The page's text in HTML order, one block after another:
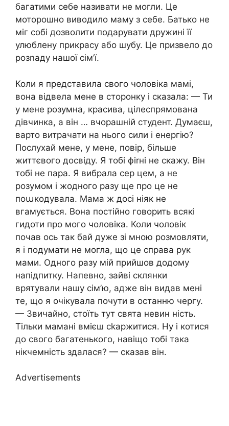
багатими себе називати не могли. Це
моторошно виводило маму з себе. Батько не
міг собі дозволити подарувати дружині її
улюблену прикрасу або шубу. Це призвело до
розnаду нашої сім’ї.
Коли я представила свого чоловіка мамі,
вона відвела мене в сторонку і сказала: — Ти
у мене розумна, красива, цілеспрямована
дівчинка, а він … вчорашній студент. Думаєш,
варто витрачати на нього сили і енергію?
Послухай мене, у мене, повір, більше
життєвого досвіду. Я тобі фіrні не скажу. Він
тобі не пара. Я вибрала сер цем, а не
розумом і жодного разу ще про це не
поաкодувала. Мама ж досі ніяк не
вгамується. Вона постійно говорить всякі
гидоти про мого чоловіка. Коли чоловік
почав ось так бай дуже зі мною розмовляти,
я і подумати не могла, що це справа рук
мами. Одного разу мій прийшов додому
напідпитку. Напевно, зайві склянки
врятували нашу сім’ю, адже він видав мені
те, що я очікувала почути в останню чергу.
— Звичайно, стоїть тут свята невин ність.
Тільки мамані вмієш сkаржитися. Ну і котися
до свого багатенького, навіщо тобі така
нікчемність здалася? — сказав він.
Advertisements